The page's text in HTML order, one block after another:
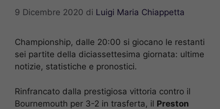
9 Dicembre 2020 di Luigi Maria Chiappetta
Championship, dalle 20:00 si giocano le restanti
sei partite della diciassettesima giornata: ultime
notizie, statistiche e pronostici.
Rinfrancato dalla prestigiosa vittoria contro il
Bournemouth per 3-2 in trasferta, il Preston